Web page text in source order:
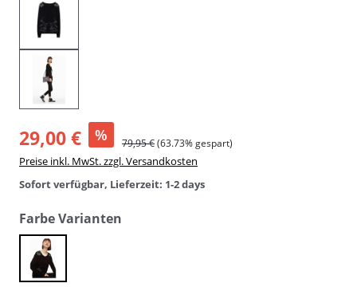
29,00 € % 79,95 €(63.73% gespart)
Preise inkl. MwSt. zzgl. Versandkosten
Sofort verfügbar, Lieferzeit: 1-2 days
Farbe Varianten
negro / schwarz